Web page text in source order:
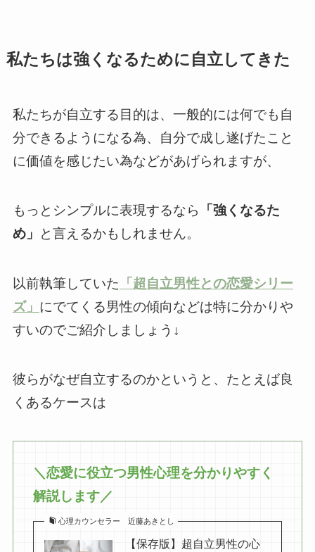
私たちは強くなるために自立してきた
私たちが自立する目的は、一般的には何でも自
分できるようになる為、自分で成し遂げたこと
に価値を感じたい為などがあげられますが、
もっとシンプルに表現するなら
「強くなるた
め」
と言えるかもしれません。
以前執筆していた 「超自立男性との恋愛シリー
ズ」 にでてくる男性の傾向などは特に分かりや
すいのでご紹介しましょう↓
彼らがなぜ自立するのかというと、たとえば良
くあるケースは
＼恋愛に役立つ男性心理を分かりやすく
解説します／
心理カウンセラー 近藤あきとし
【保存版】超自立男性の心